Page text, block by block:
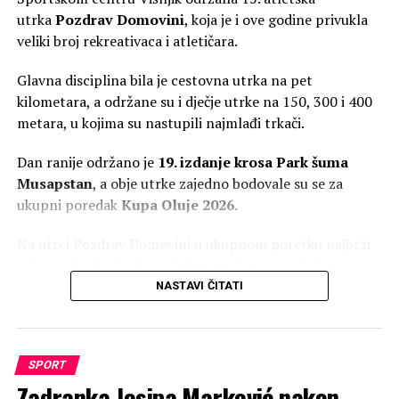
utrkaPozdrav Domovini, koja je i ove godine privukla
veliki broj rekreativaca i atletičara.
Glavna disciplina bila je cestovna utrka na pet
kilometara, a održane su i dječje utrke na 150, 300 i 400
metara, u kojima su nastupili najmlađi trkači.
Dan ranije održano je 19. izdanje krosa Park šuma
Musapstan, a obje utrke zajedno bodovale su se za
ukupni poredakKupa Oluje 2026.
. Drugo mjesto osvojio je
Giovannini(17:23) iz Calcaterra Sporta, dok je treći
bioLuka Rajčević(17:56) iz AK Fit Zagreb.
U ženskoj konkurenciji slavila je
Dinamo Zrinjevac s vremenom18:16. Druga je bila
NASTAVI ČITATI
SPORT